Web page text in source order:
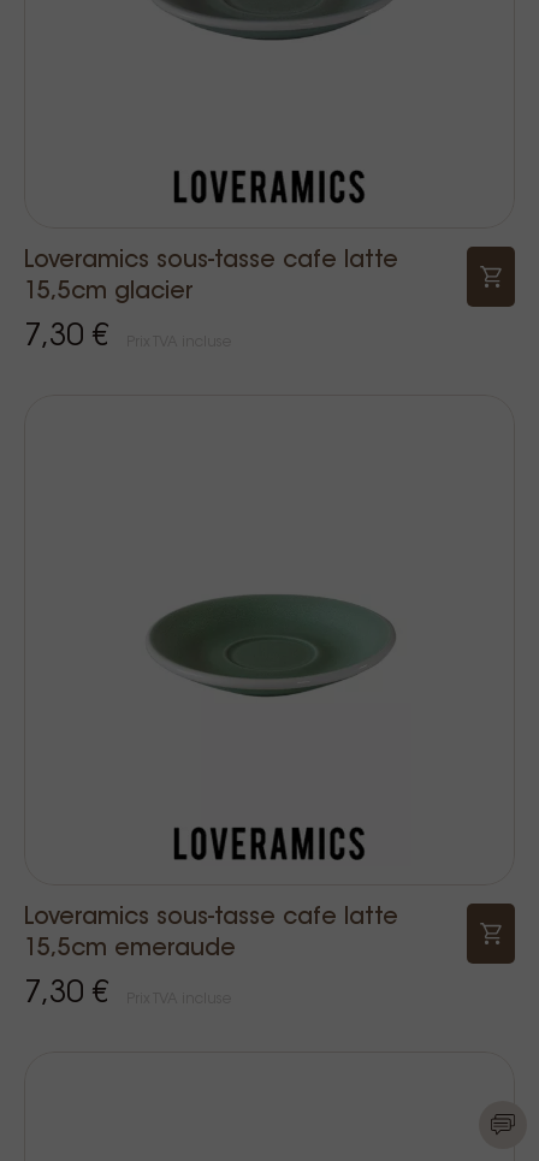
Loveramics sous-tasse cafe latte
15,5cm glacier
7,30 €
Loveramics sous-tasse cafe latte
15,5cm emeraude
7,30 €